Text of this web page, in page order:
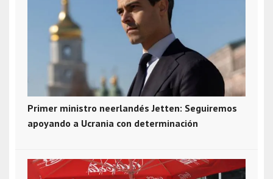
Primer ministro neerlandés Jetten: Seguiremos
apoyando a Ucrania con determinación